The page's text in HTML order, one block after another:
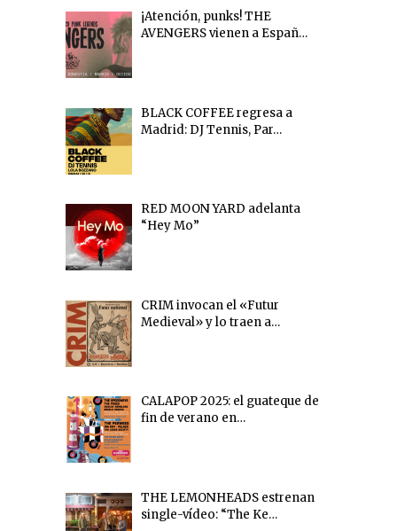
¡Atención, punks! THE
AVENGERS vienen a Españ…
BLACK COFFEE regresa a
Madrid: DJ Tennis, Par…
RED MOON YARD adelanta
“Hey Mo”
CRIM invocan el «Futur
Medieval» y lo traen a…
CALAPOP 2025: el guateque de
fin de verano en…
THE LEMONHEADS estrenan
single-vídeo: “The Ke…